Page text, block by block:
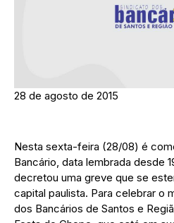
28 de agosto de 2015
Nesta sexta-feira (28/08) é
Bancário, data lembrada desde
decretou uma greve que se
capital paulista. Para celebrar o
dos Bancários de Santos e